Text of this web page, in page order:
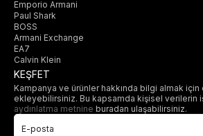
Emporio Armani
Paul Shark
BOSS
Armani Exchange
EA7
Calvin Klein
KEŞFET
Kampanya ve ürünler hakkında bilgi almak
ekleyebilirsiniz. Bu kapsamda kişisel verilerin
aydınlatma metnine buradan ulaşabilirsiniz.